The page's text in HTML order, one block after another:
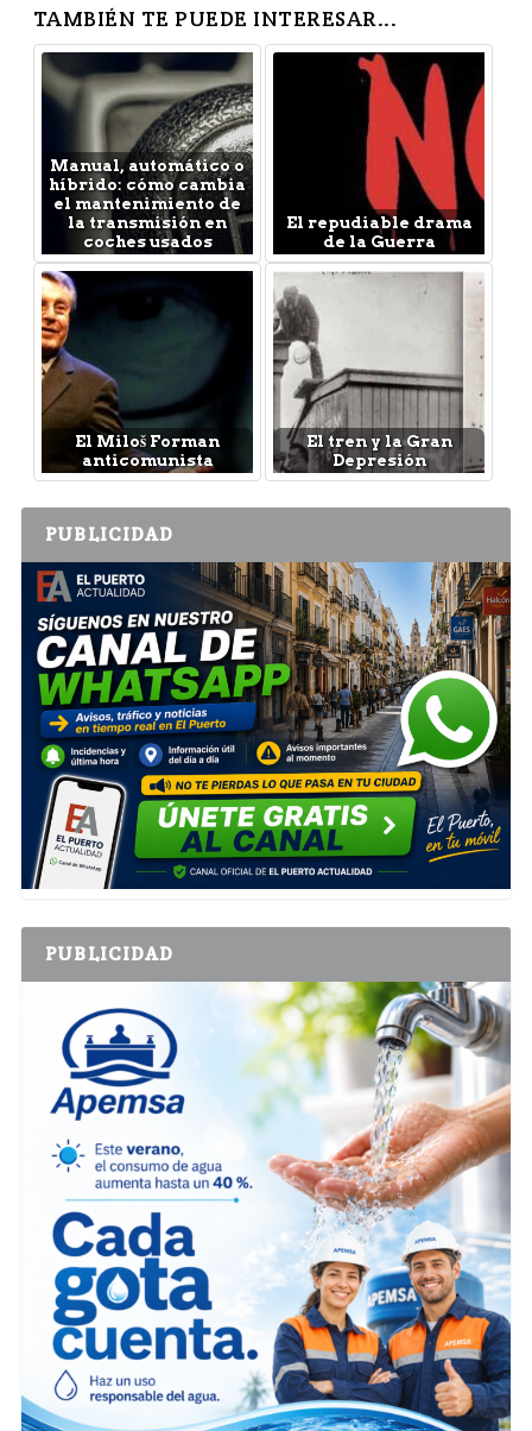
TAMBIÉN TE PUEDE INTERESAR...
Manual, automático o
híbrido: cómo cambia
el mantenimiento de
la transmisión en
coches usados
El repudiable drama
de la Guerra
El Miloš Forman
anticomunista
El tren y la Gran
Depresión
PUBLICIDAD
PUBLICIDAD